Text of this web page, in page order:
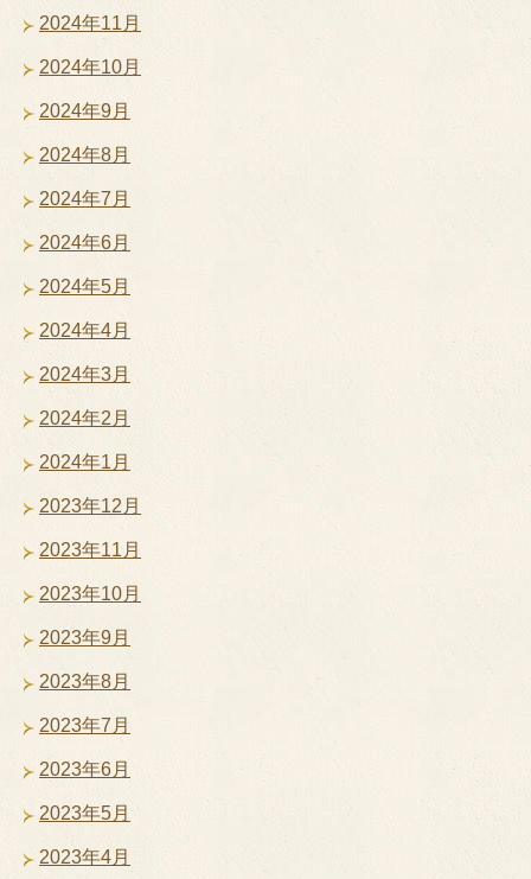
2024年11月
2024年10月
2024年9月
2024年8月
2024年7月
2024年6月
2024年5月
2024年4月
2024年3月
2024年2月
2024年1月
2023年12月
2023年11月
2023年10月
2023年9月
2023年8月
2023年7月
2023年6月
2023年5月
2023年4月